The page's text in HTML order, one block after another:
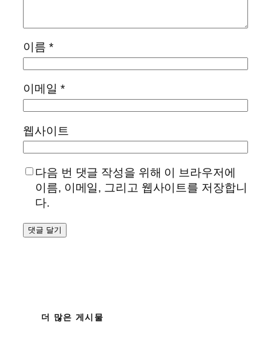
이름 *
이메일 *
웹사이트
다음 번 댓글 작성을 위해 이 브라우저에
이름, 이메일, 그리고 웹사이트를 저장합니
다.
더 많은 게시물